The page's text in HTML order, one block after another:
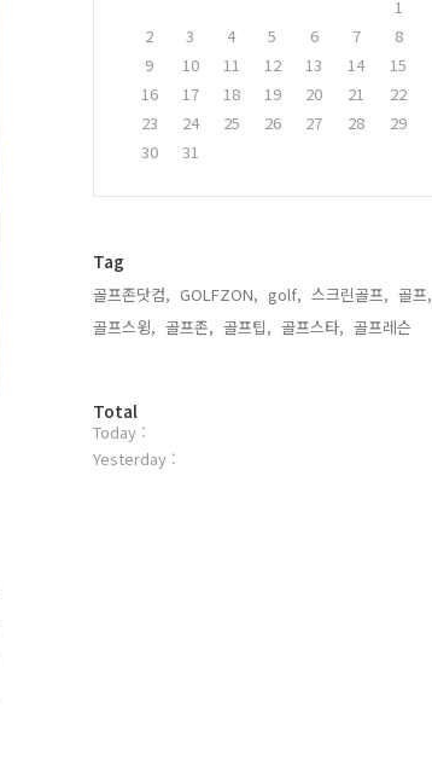
1
2
3 4 5 6 7
8
9
10 11 12 13 14
15
16
17 18 19 20 21
22
23
24 25 26 27 28
29
30
31
Tag
골프존닷컴, GOLFZON, golf, 스크린골프, 골프,
골프스윙, 골프존, 골프팁, 골프스타, 골프레슨,
방
문
자
Total
Today :
Yesterday :